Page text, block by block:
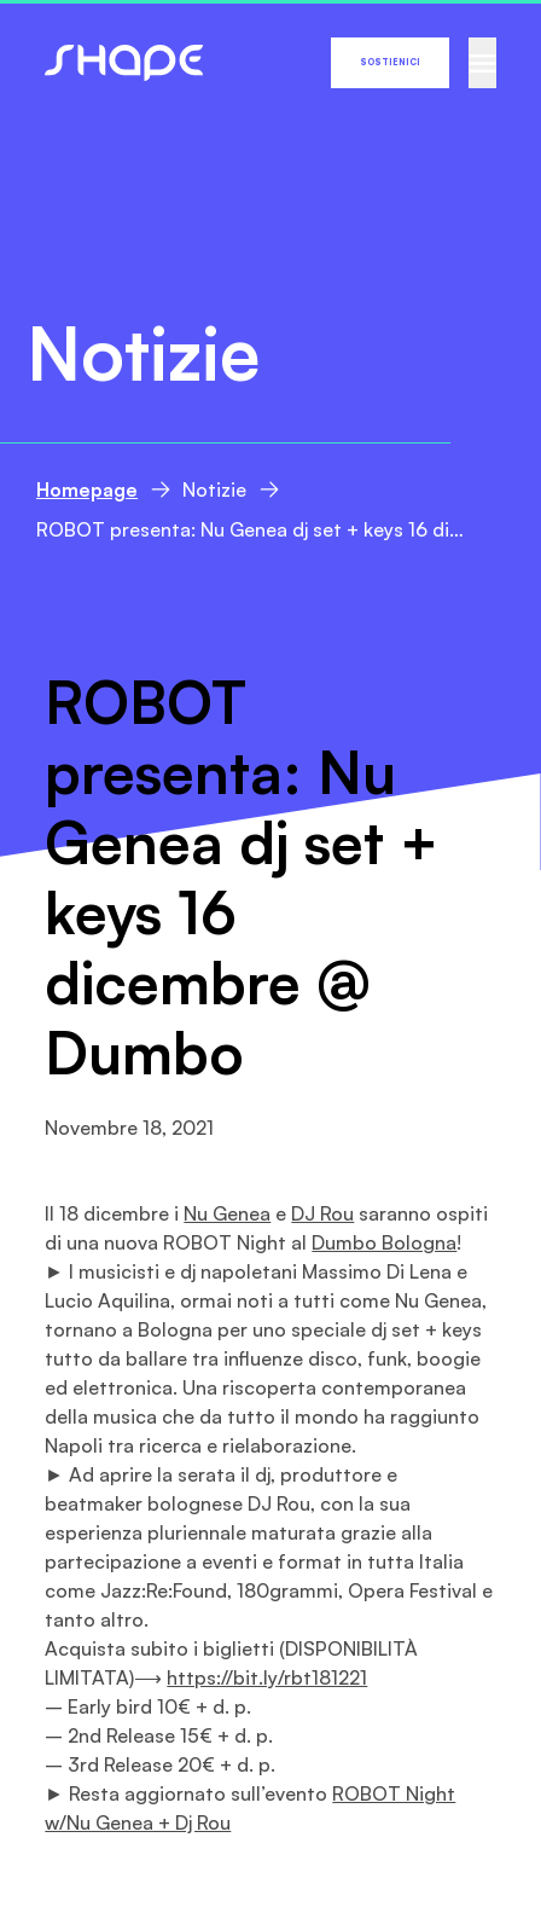
SOSTIENICI
Notizie
Homepage
Notizie
ROBOT presenta: Nu Genea dj set + keys 16 dicembre @ Dumbo
ROBOT
presenta: Nu
Genea dj set +
keys 16
dicembre @
Dumbo
Novembre 18, 2021
Il 18 dicembre i Nu Genea e DJ Rou saranno ospiti
di una nuova ROBOT Night al Dumbo Bologna!
► I musicisti e dj napoletani Massimo Di Lena e
Lucio Aquilina, ormai noti a tutti come Nu Genea,
tornano a Bologna per uno speciale dj set + keys
tutto da ballare tra influenze disco, funk, boogie
ed elettronica. Una riscoperta contemporanea
della musica che da tutto il mondo ha raggiunto
Napoli tra ricerca e rielaborazione.
► Ad aprire la serata il dj, produttore e
beatmaker bolognese DJ Rou, con la sua
esperienza pluriennale maturata grazie alla
partecipazione a eventi e format in tutta Italia
come Jazz:Re:Found, 180grammi, Opera Festival e
tanto altro.
Acquista subito i biglietti (DISPONIBILITÀ
LIMITATA)⟶ https://bit.ly/rbt181221
– Early bird 10€ + d. p.
– 2nd Release 15€ + d. p.
– 3rd Release 20€ + d. p.
► Resta aggiornato sull’evento ROBOT Night
w/Nu Genea + Dj Rou